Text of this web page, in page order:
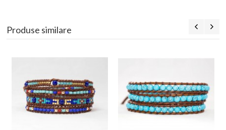
Produse similare